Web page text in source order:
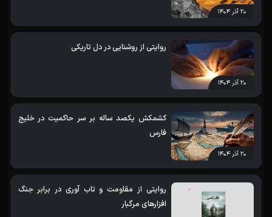
۲۰ آذر ۱۴۰۴
۲۰ آذر ۱۴۰۴
روایتی از روشنایی در دل تاریکی
۲۰ آذر ۱۴۰۴
کشمکش یکصد ساله بر سر حاکمیت در خلیج
فارس
روایتی از مقاومت و تاب آوری در برابر جنگ
افزارهای مرگبار